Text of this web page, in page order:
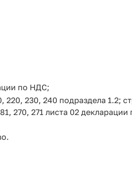
по НДС;
220, 230, 240 подраздела 1.2;
270, 271 листа 02 декларации